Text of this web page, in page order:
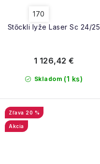
Stőckli lyže Laser Sc 24/25
170
Skladom (1 ks)
1 126,42 €
20 %
Akcia